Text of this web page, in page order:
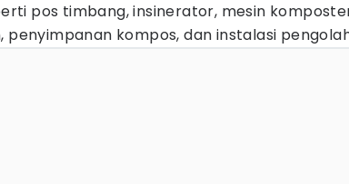
pos timbang, insinerator, mesin
penyimpanan kompos, dan instalasi